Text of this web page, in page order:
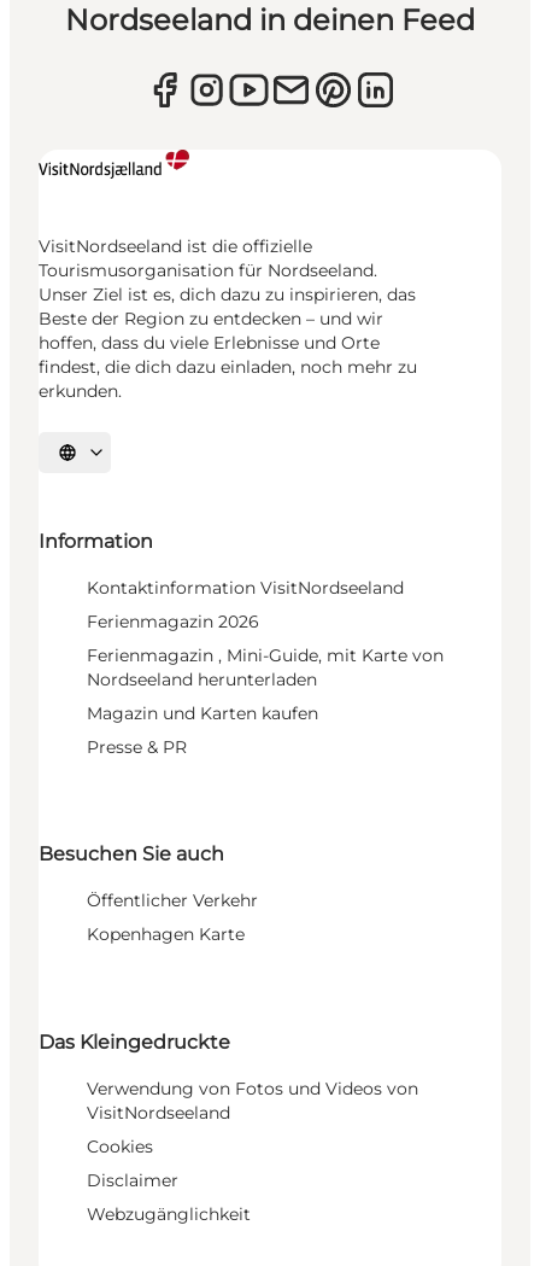
Nordseeland in deinen Feed
VisitNordseeland ist die offizielle
Tourismusorganisation für Nordseeland.
Unser Ziel ist es, dich dazu zu inspirieren, das
Beste der Region zu entdecken – und wir
hoffen, dass du viele Erlebnisse und Orte
findest, die dich dazu einladen, noch mehr zu
erkunden.
Sprache auswählen
Information
Kontaktinformation VisitNordseeland
Ferienmagazin 2026
Ferienmagazin , Mini-Guide, mit Karte von
Nordseeland herunterladen
Magazin und Karten kaufen
Presse & PR
Besuchen Sie auch
Öffentlicher Verkehr
Kopenhagen Karte
Das Kleingedruckte
Verwendung von Fotos und Videos von
VisitNordseeland
Cookies
Disclaimer
Webzugänglichkeit